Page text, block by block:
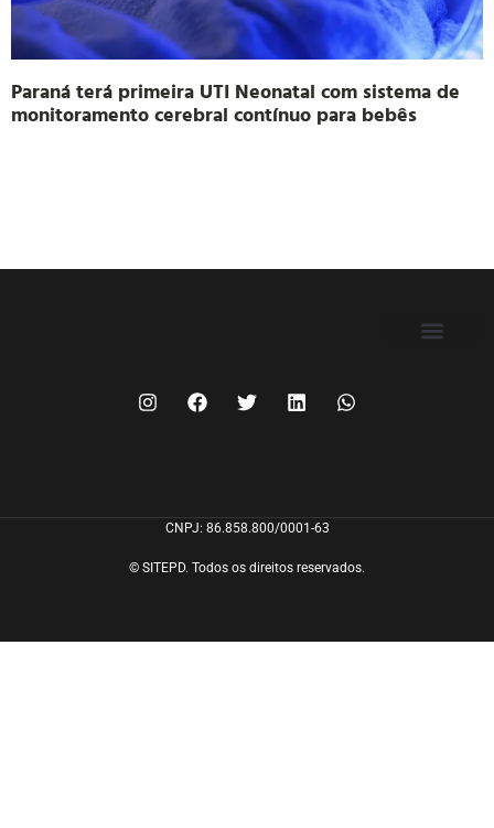
Paraná terá primeira UTI Neonatal com sistema de
monitoramento cerebral contínuo para bebês
CNPJ: 86.858.800/0001-63
© SITEPD. Todos os direitos reservados.